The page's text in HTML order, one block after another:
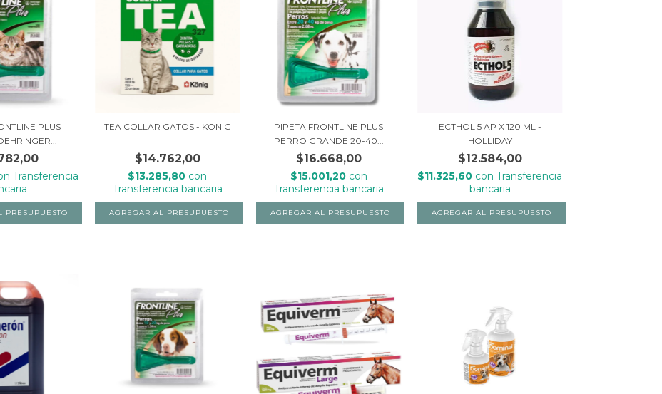
PLUS
Transferencia
TEA COLLAR GATOS - KONIG
$14.762,00
$13.285,80 con
Transferencia bancaria
PIPETA FRONTLINE PLUS
PERRO GRANDE 20-40...
$16.668,00
$15.001,20 con
Transferencia bancaria
ECTHOL 5 AP X 120 ML -
HOLLIDAY
$12.584,00
$11.325,60 con Transferencia
bancaria